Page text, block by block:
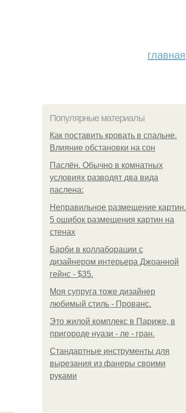
главная
Популярные материалы
Как поставить кровать в спальне.
Влияние обстановки на сон
Паслён. Обычно в комнатных
условиях разводят два вида
паслена:
Неправильное размещение картин.
5 ошибок размещения картин на
стенах
Барби в коллаборации с
дизайнером интерьера Джоанной
гейнс - $35.
Моя супруга тоже дизайнер
любимый стиль - Прованс.
Это жилой комплекс в Париже, в
пригороде нуази - ле - гран.
Стандартные инструменты для
вырезания из фанеры своими
руками